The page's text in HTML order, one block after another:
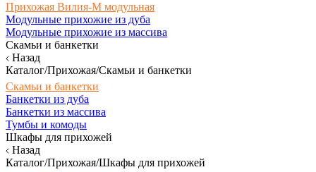
Прихожая Вилия-М модульная
Модульные прихожие из дуба
Модульные прихожие из массива
Скамьи и банкетки
Назад
Каталог/Прихожая/Скамьи и банкетки
Скамьи и банкетки
Банкетки из дуба
Банкетки из массива
Тумбы и комоды
Шкафы для прихожей
Назад
Каталог/Прихожая/Шкафы для прихожей